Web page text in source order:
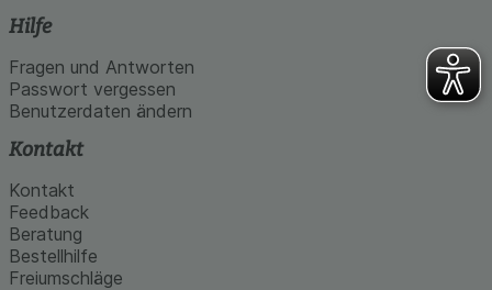
Hilfe
Fragen und Antworten
Passwort vergessen
Benutzerdaten ändern
Kontakt
Kontakt
Feedback
Beratung
Bestellhilfe
Freiumschläge